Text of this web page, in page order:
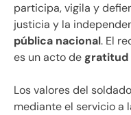
participa, vigila y
justicia y la
pública nacional. El
es un acto de gratitud
Los valores del
mediante el servicio a